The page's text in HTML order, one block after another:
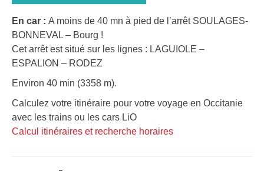
En car : A moins de 40 mn à pied de l’arrêt SOULAGES-
BONNEVAL – Bourg !
Cet arrêt est situé sur les lignes : LAGUIOLE –
ESPALION – RODEZ
Environ 40 min (3358 m).
Calculez votre itinéraire pour votre voyage en Occitanie
avec les trains ou les cars LiO
Calcul itinéraires et recherche horaires